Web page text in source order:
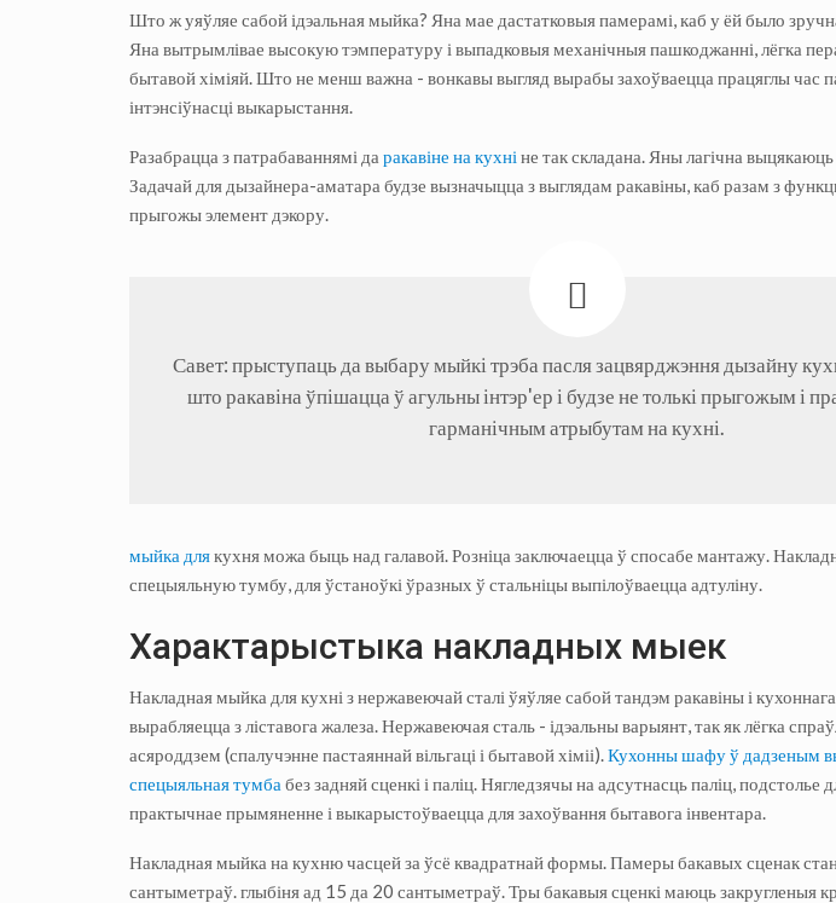
Што ж уяўляе сабой ідэальная мыйка? Яна мае дастатковыя памерамі, каб у ёй было
Яна вытрымлівае высокую тэмпературу і выпадковыя механічныя пашкоджанні, лёгка
бытавой хіміяй. Што не менш важна - вонкавы выгляд вырабы захоўваецца працяглы час
інтэнсіўнасці выкарыстання.
Разабрацца з патрабаваннямі да ракавіне на кухні не так складана. Яны лагічна
Задачай для дызайнера-аматара будзе вызначыцца з выглядам ракавіны, каб разам з
прыгожы элемент дэкору.
Савет: прыступаць да выбару мыйкі трэба пасля зацвярджэння дызайну
што ракавіна ўпішацца ў агульны інтэр'ер і будзе не толькі прыгожым і
гарманічным атрыбутам на кухні.
мыйка длякухня можа быць над галавой. Розніца заключаецца ў спосабе мантажу.
спецыяльную тумбу, для ўстаноўкі ўразных ў стальніцы выпілоўваецца адтуліну.
Характарыстыка накладных мыек
Накладная мыйка для кухні з нержавеючай сталі ўяўляе сабой тандэм ракавіны і
вырабляецца з ліставога жалеза. Нержавеючая сталь - ідэальны варыянт, так як лёгка
асяроддзем (спалучэнне пастаяннай вільгаці і бытавой хіміі).Кухонны шафу ў дадзеным
спецыяльная тумба без задняй сценкі і паліц. Нягледзячы на ​​адсутнасць паліц, подстолье
практычнае прымяненне і выкарыстоўваецца для захоўвання бытавога інвентара.
Накладная мыйка на кухню часцей за ўсё квадратнай формы. Памеры бакавых сценак
сантыметраў. глыбіня ад 15 да 20 сантыметраў. Тры бакавыя сценкі маюць закругленыя